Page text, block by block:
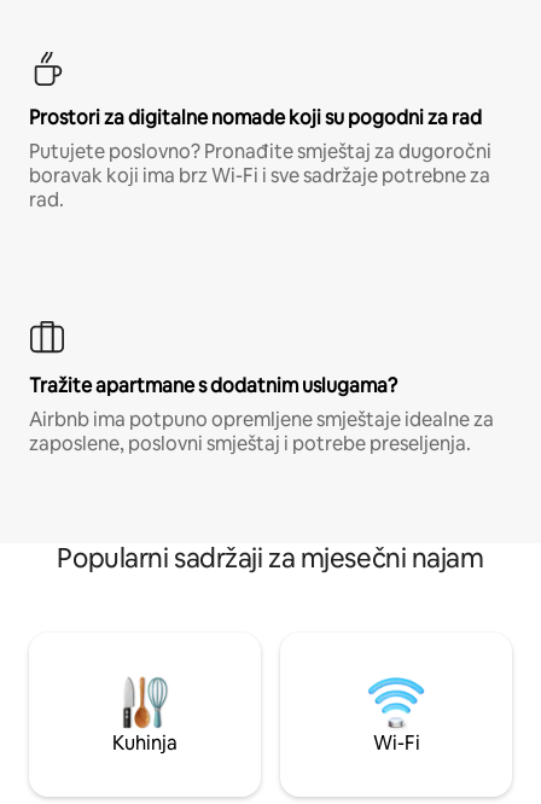
Prostori za digitalne nomade koji su pogodni za rad
Putujete poslovno? Pronađite smještaj za dugoročni
boravak koji ima brz Wi-Fi i sve sadržaje potrebne za
rad.
Tražite apartmane s dodatnim uslugama?
Airbnb ima potpuno opremljene smještaje idealne za
zaposlene, poslovni smještaj i potrebe preseljenja.
Popularni sadržaji za mjesečni najam
Kuhinja Wi-Fi